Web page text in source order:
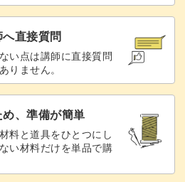
取り入れることで、上品さもア
いいキルティングのデザイン。
たくさん練習してみてください
直接質問
い点は講師に直接質問
りません。
、準備が簡単
料と道具をひとつにし
い材料だけを単品で購